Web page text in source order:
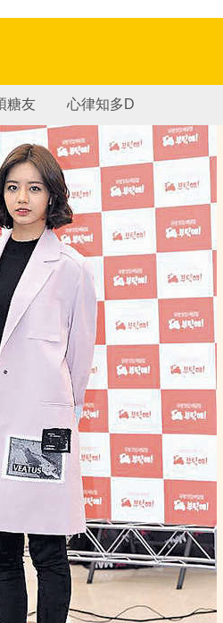
糖友 心律知多D